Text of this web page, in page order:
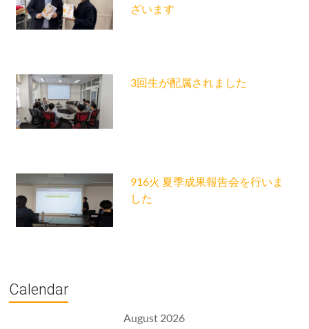
ざいます
3回生が配属されました
916火 夏季成果報告会を行いま
した
Calendar
August 2026